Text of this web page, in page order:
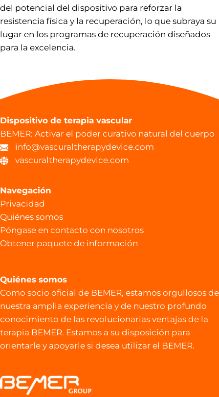
del potencial del dispositivo para reforzar la
resistencia física y la recuperación, lo que subraya su
lugar en los programas de recuperación diseñados
para la excelencia.
Dispositivo de terapia vascular
BEMER: Activar el poder curativo natural del cuerpo
info@vascuraltherapydevice.com
vascuraltherapydevice.com
Navegación
Privacidad
Quiénes somos
Póngase en contacto con nosotros
Obtener paquete de información
Quiénes somos
Como socio oficial de BEMER, estamos orgullosos de
nuestra amplia experiencia y de nuestro profundo
conocimiento de las revolucionarias ventajas de la
terapia BEMER. Estamos a su disposición para
orientarle y apoyarle si desea utilizar el BEMER.